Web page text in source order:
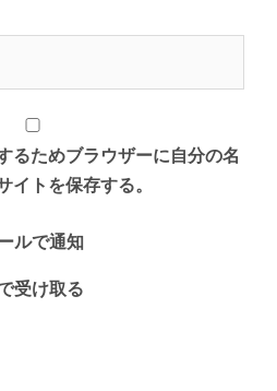
るためブラウザーに自分の名
イトを保存する。
ルで通知
受け取る